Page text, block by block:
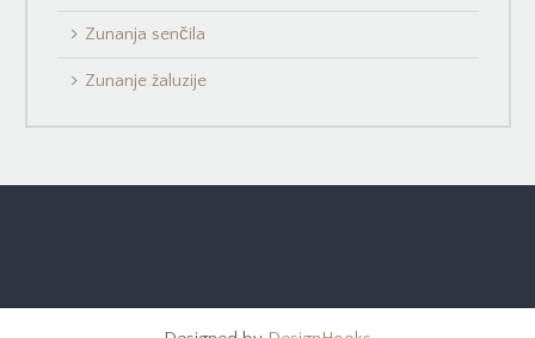
Zunanja senčila
Zunanje žaluzije